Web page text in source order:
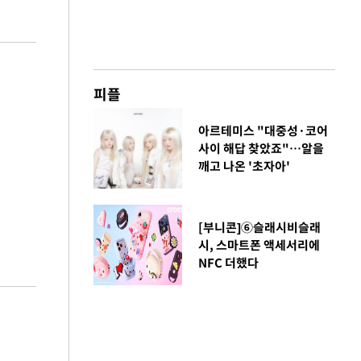
피플
아르테미스 "대중성·코어
사이 해답 찾았죠"…알을
깨고 나온 '초자아'
[부니콘]⑥슬래시비슬래
시, 스마트폰 액세서리에
NFC 더했다